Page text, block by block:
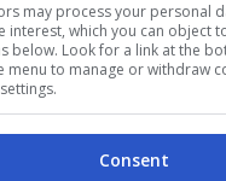
della scena
terra ed un uomo a
con in mano due
un liquido
may process your personal
interest, which you can object
below. Look for a link at the
menu to manage or withdraw
Consent